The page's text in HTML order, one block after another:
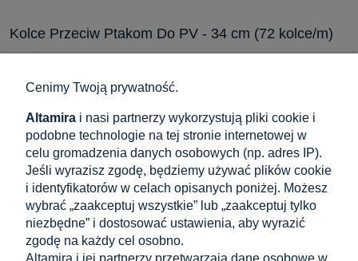
Kolce Przeciw Ptakom Do PV - 34 cm (72 kolce/m)
Cena netto:9,05 zł
Kolce przeciw ptakom 50 cm – listwa odstraszająca
gołębie i mewy (40 kolców/m)
10,22 zł
Cena netto:8,31 zł do koszyka
Cenimy Twoją prywatność.
Altamira i nasi partnerzy wykorzystują pliki cookie i
podobne technologie na tej stronie internetowej w
celu gromadzenia danych osobowych (np. adres IP).
Jeśli wyrazisz zgodę, będziemy używać plików cookie
i identyfikatorów w celach opisanych poniżej. Możesz
wybrać „zaakceptuj wszystkie” lub „zaakceptuj tylko
niezbędne” i dostosować ustawienia, aby wyrazić
zgodę na każdy cel osobno.